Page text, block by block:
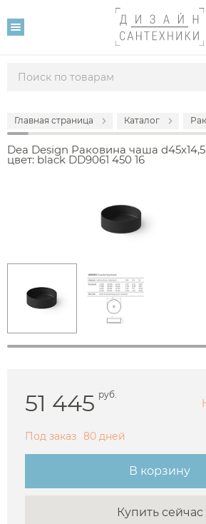
Главная страница Каталог
Dea Design Раковина чаша
цвет: black DD9061 450 16
51 445 руб.
Под заказ 80 дней
В корзину
Купить сейчас